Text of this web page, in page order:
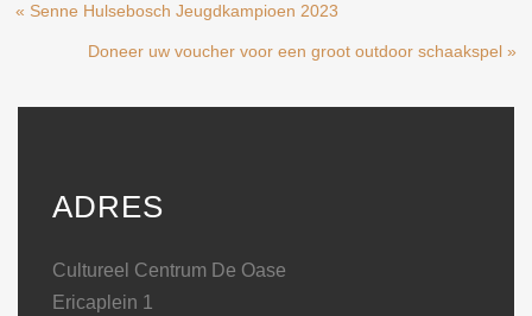
« Senne Hulsebosch Jeugdkampioen 2023
Doneer uw voucher voor een groot outdoor schaakspel »
ADRES
Cultureel Centrum De Oase
Ericaplein 1